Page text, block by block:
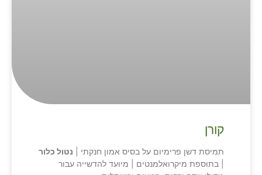
קורן
תמיסת דשן פרימיום על בסיס אמון חנקתי | נטול כלור
| בתוספת מיקרואלמנטים | מיועד להדשייה עבור